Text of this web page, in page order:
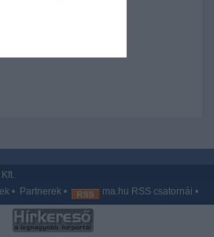
• Partnerek• ma.hu RSS csatornái •